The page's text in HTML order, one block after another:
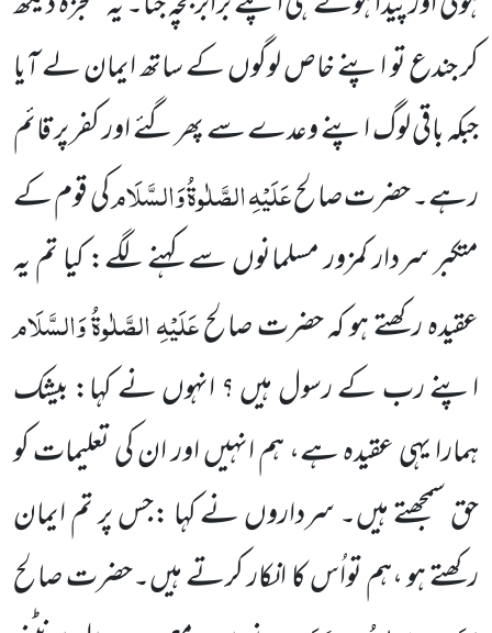
کر جندع تو اپنے خاص لوگوں کے ساتھ ایمان لے آیا
جبکہ باقی لوگ اپنےوعدے سے پھر گئے اور کفر پر قائم
رہے۔ حضرت صالحعَلَیْہِ الصَّلٰوۃُ وَالسَّلَامکی قوم کے
متکبر سردار کمزور مسلمانوں سے کہنےلگے: کیا تم یہ
عقیدہ رکھتے ہو کہ حضرت صالحعَلَیْہِ الصَّلٰوۃُ وَالسَّلَام
اپنے رب کے رسول ہیں ؟ انہوں نے کہا: بیشک
ہمارا یہیعقیدہ ہے، ہم انہیں اور ان کی تعلیمات کو
حق سمجھتے ہیں۔ سرداروں نے کہا :جس پر تم ایمان
رکھتے ہو ،ہم تواُس کا انکار کرتےہیں۔حضرت صالح